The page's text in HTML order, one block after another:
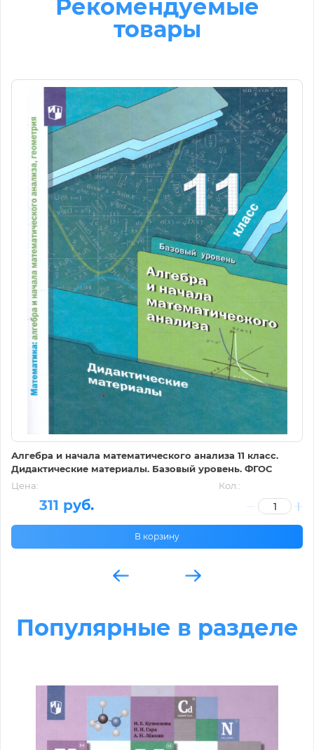
Рекомендуемые
товары
Алгебра и начала математического анализа 11 класс.
Дидактические материалы. Базовый уровень. ФГОС
Цена:
311 руб.
Кол.:
В корзину
Популярные в разделе